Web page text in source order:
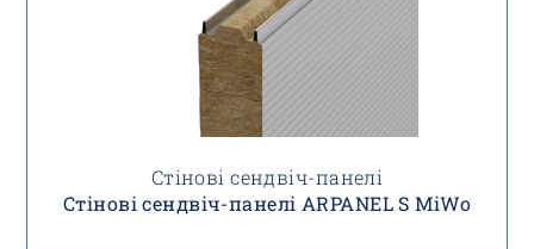
Стінові сендвіч-панелі
Стінові сендвіч-панелі ARPANEL S MiWo